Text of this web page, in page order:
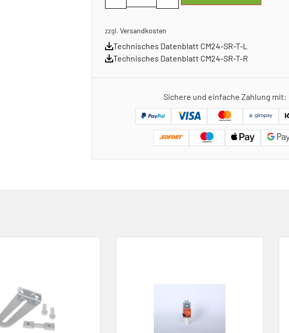
zzgl. Versandkosten
Technisches Datenblatt CM24-SR-T-L
Technisches Datenblatt CM24-SR-T-R
Sichere und einfache Zahlung mit: